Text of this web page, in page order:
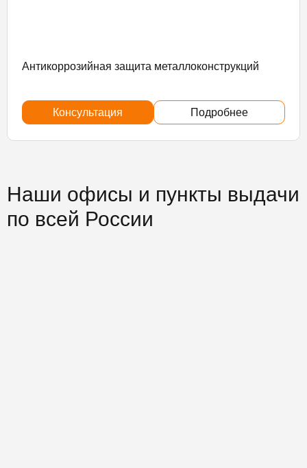
Антикоррозийная защита металлоконструкций
Консультация Подробнее
Наши офисы и пункты выдачи
по всей России